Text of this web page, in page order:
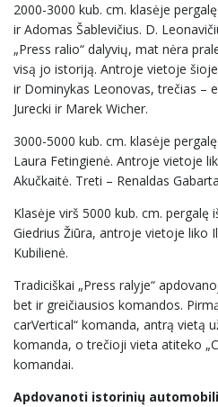
2000-3000 kub. cm. klasėje
ir Adomas Šablevičius. D.
„Press ralio“ dalyvių, mat nėra
visą jo istoriją. Antroje vietoje
ir Dominykas Leonovas, trečias –
Jurecki ir Marek Wicher.
3000-5000 kub. cm. klasėje
Laura Fetingienė. Antroje vietoje
Akučkaitė. Treti – Renaldas
Klasėje virš 5000 kub. cm. pergalę
Giedrius Žiūra, antroje vietoje liko
Kubilienė.
Tradiciškai „Press ralyje“
bet ir greičiausios komandos.
carVertical“ komanda, antrą vietą
komanda, o trečioji vieta atiteko
komandai.
Apdovanoti istorinių